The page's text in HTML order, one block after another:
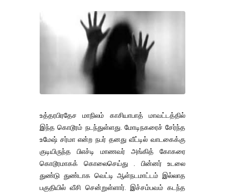
உத்தரபிரதேச மாநிலம் காசியாபாத் மாவட்டத்தில்
இந்த கொடூரம் நடந்துள்ளது. மோடிநகரைச் சேர்ந்த
உமேஷ் சர்மா என்ற நபர் தனது வீட்டில் வாடகைக்கு
குடியிருந்த பிஎச்டி மாணவர் அங்கித் கோகரை
கொடூரமாகக் கொலைசெய்து . பின்னர் உடலை
துண்டு துண்டாக வெட்டி ஆள்நடமாட்டம் இல்லாத
பகுதியில் வீசி சென்றுள்ளார். இச்சம்பவம் கடந்த